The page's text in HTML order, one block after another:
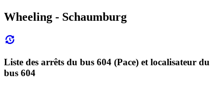
Wheeling - Schaumburg
Liste des arrêts du bus 604 (Pace) et localisateur du
bus 604